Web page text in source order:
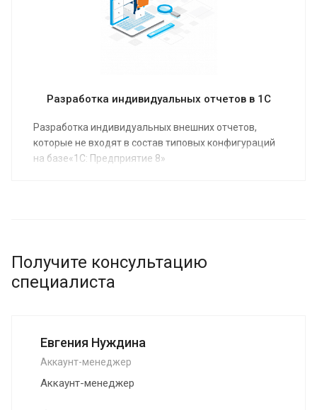
пользователей, и, мы предложим оптимальное
Разработка индивидуальных отчетов в 1С
Разработка индивидуальных внешних отчетов,
которые не входят в состав типовых конфигураций
на базе«1С: Предприятие 8»
Получите консультацию
специалиста
Евгения Нуждина
Аккаунт-менеджер
Аккаунт-менеджер